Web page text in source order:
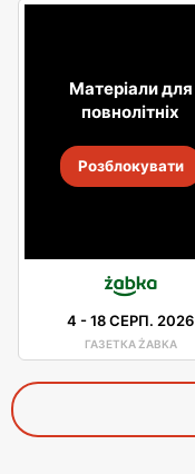
Матеріали для
повнолітніх
Розблокувати
4 -18 СЕРП. 2026
ГАЗЕТКА ŻABKA